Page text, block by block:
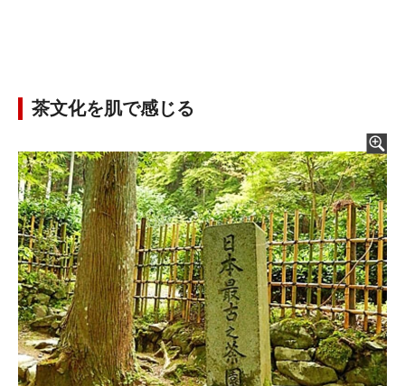
茶文化を肌で感じる